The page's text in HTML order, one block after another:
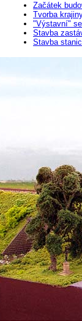
Začátek
Tvorba
"Výstavní"
Stavba
Stavba